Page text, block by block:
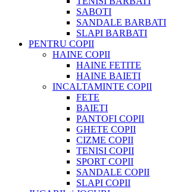
SABOTI
SANDALE BARBATI
SLAPI BARBATI
PENTRU COPII
HAINE COPII
HAINE FETITE
HAINE BAIETI
INCALTAMINTE COPII
FETE
BAIETI
PANTOFI COPII
GHETE COPII
CIZME COPII
TENISI COPII
SPORT COPII
SANDALE COPII
SLAPI COPII